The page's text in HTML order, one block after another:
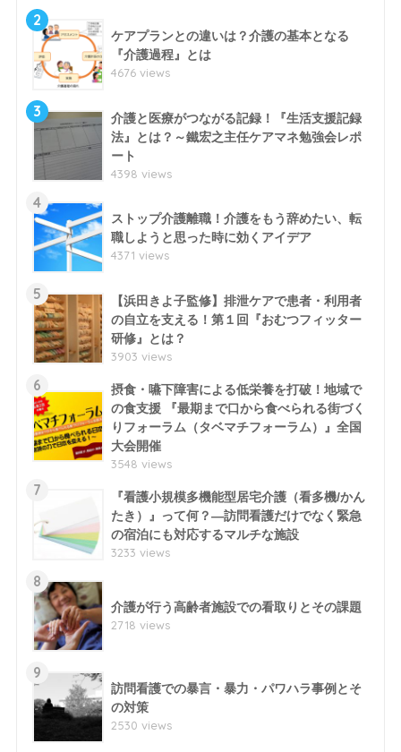
2
ケアプランとの違いは？介護の基本となる
『介護過程』とは
4676 views
3
介護と医療がつながる記録！『生活支援記録
法』とは？～鐵宏之主任ケアマネ勉強会レポ
ート
4398 views
4
ストップ介護離職！介護をもう辞めたい、転
職しようと思った時に効くアイデア
4371 views
5
【浜田きよ子監修】排泄ケアで患者・利用者
の自立を支える！第１回『おむつフィッター
研修』とは？
3903 views
6
摂食・嚥下障害による低栄養を打破！地域で
の食支援 『最期まで口から食べられる街づく
りフォーラム（タベマチフォーラム）』全国
大会開催
3548 views
7
『看護小規模多機能型居宅介護（看多機/かん
たき）』って何？―訪問看護だけでなく緊急
の宿泊にも対応するマルチな施設
3233 views
8
介護が行う高齢者施設での看取りとその課題
2718 views
9
訪問看護での暴言・暴力・パワハラ事例とそ
の対策
2530 views